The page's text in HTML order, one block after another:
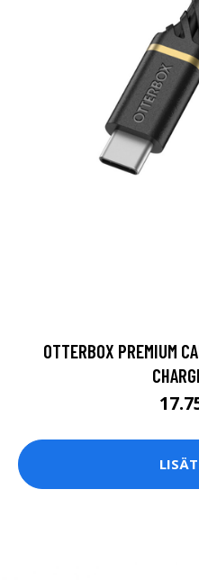
OTTERBOX PREMIUM